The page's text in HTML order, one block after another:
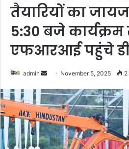
तैयारियों का
5:30 बजे
एफआरआई पहुंचे
admin
n
d
a
n
e
November 5, 2025 2